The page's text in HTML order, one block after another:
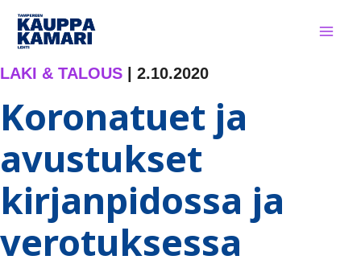
Siirry
sisältöön
LAKI & TALOUS 2.10.2020
Koronatuet ja
avustukset
kirjanpidossa ja
verotuksessa